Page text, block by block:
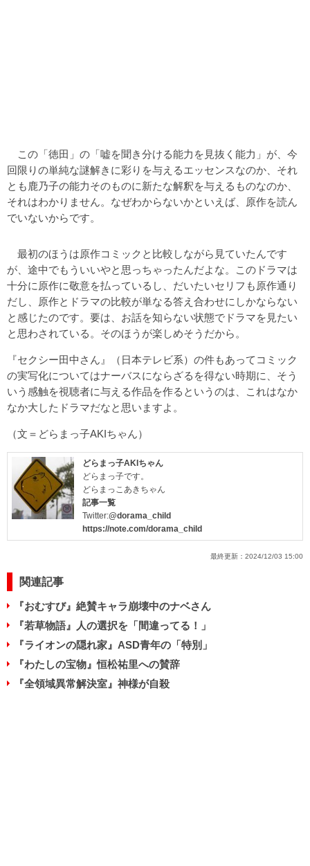
この「徳田」の「嘘を聞き分ける能力を見抜く能力」が、今
回限りの単純な謎解きに彩りを与えるエッセンスなのか、それ
とも鹿乃子の能力そのものに新たな解釈を与えるものなのか、
それはわかりません。なぜわからないかといえば、原作を読ん
でいないからです。
最初のほうは原作コミックと比較しながら見ていたんです
が、途中でもういいやと思っちゃったんだよな。このドラマは
十分に原作に敬意を払っているし、だいたいセリフも原作通り
だし、原作とドラマの比較が単なる答え合わせにしかならない
と感じたのです。要は、お話を知らない状態でドラマを見たい
と思わされている。そのほうが楽しめそうだから。
『セクシー田中さん』（日本テレビ系）の件もあってコミック
の実写化についてはナーバスにならざるを得ない時期に、そう
いう感触を視聴者に与える作品を作るというのは、これはなか
なか大したドラマだなと思いますよ。
（文＝どらまっ子AKIちゃん）
どらまっ子AKIちゃん
どらまっ子です。
どらまっこあきちゃん
記事一覧
Twitter:@dorama_child
https://note.com/dorama_child
最終更新： 2024/12/03 15:00
関連記事
『おむすび』絶賛キャラ崩壊中のナベさん
『若草物語』人の選択を「間違ってる！」
『ライオンの隠れ家』ASD青年の「特別」
『わたしの宝物』恒松祐里への賛辞
『全領域異常解決室』神様が自殺